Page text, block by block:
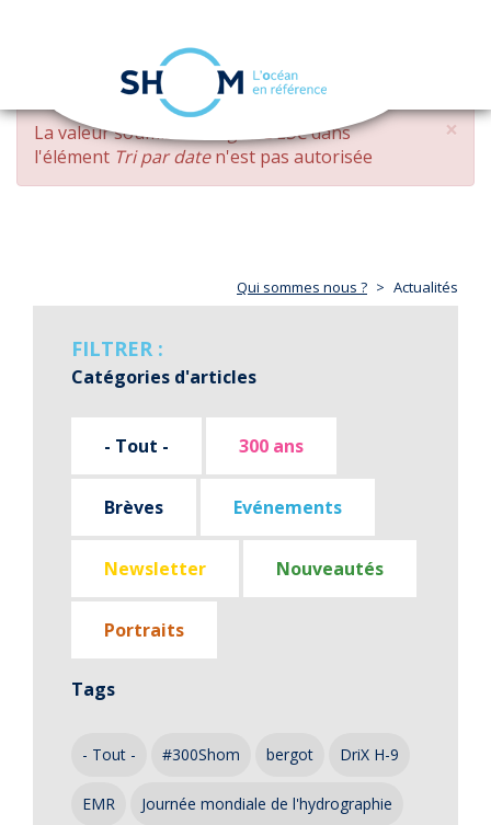
Aller
contenu
principal
navigation
×
MESSAGE
D'ERREUR
La valeur soumise changed DESCdans
l'élément Tri par daten'est pas autorisée
Qui sommes nous ? Actualités
FILTRER :
Catégories d'articles
- Tout - 300 ans
Brèves Evénements
Newsletter Nouveautés
Portraits
Tags
- Tout - #300Shom bergot DriX H-9
EMR Journée mondiale de l'hydrographie